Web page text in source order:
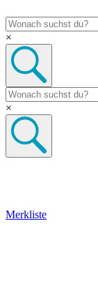
×
×
Merkliste